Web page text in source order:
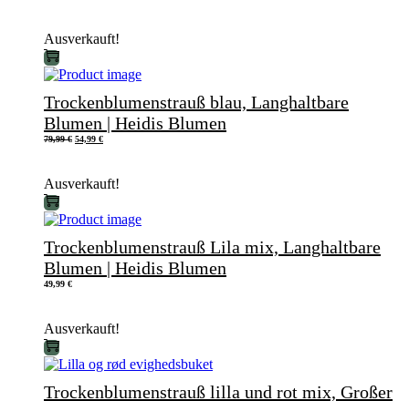
Ausverkauft!
Trockenblumenstrauß blau, Langhaltbare
Blumen | Heidis Blumen
79,99€ Ursprünglicher
54,99 €Aktueller
Ausverkauft!
Trockenblumenstrauß Lila mix, Langhaltbare
Blumen | Heidis Blumen
49,99 €
Ausverkauft!
Trockenblumenstrauß lilla und rot mix, Großer